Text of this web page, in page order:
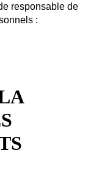
responsable de
: